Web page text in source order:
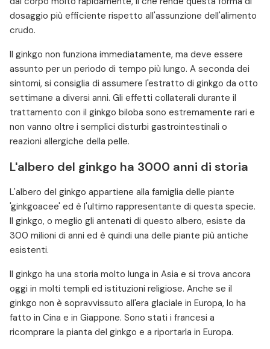
dosaggio più efficiente rispetto all'assunzione dell'alimento
crudo.
Il ginkgo non funziona immediatamente, ma deve essere
assunto per un periodo di tempo più lungo. A seconda dei
sintomi, si consiglia di assumere l'estratto di ginkgo da otto
settimane a diversi anni. Gli effetti collaterali durante il
trattamento con il ginkgo biloba sono estremamente rari e
non vanno oltre i semplici disturbi gastrointestinali o
reazioni allergiche della pelle.
L'albero del ginkgo ha 3000 anni di storia
L'albero del ginkgo appartiene alla famiglia delle piante
'ginkgoacee' ed è l'ultimo rappresentante di questa specie.
Il ginkgo, o meglio gli antenati di questo albero, esiste da
300 milioni di anni ed è quindi una delle piante più antiche
esistenti.
Il ginkgo ha una storia molto lunga in Asia e si trova ancora
oggi in molti templi ed istituzioni religiose. Anche se il
ginkgo non è sopravvissuto all'era glaciale in Europa, lo ha
fatto in Cina e in Giappone. Sono stati i francesi a
ricomprare la pianta del ginkgo e a riportarla in Europa.